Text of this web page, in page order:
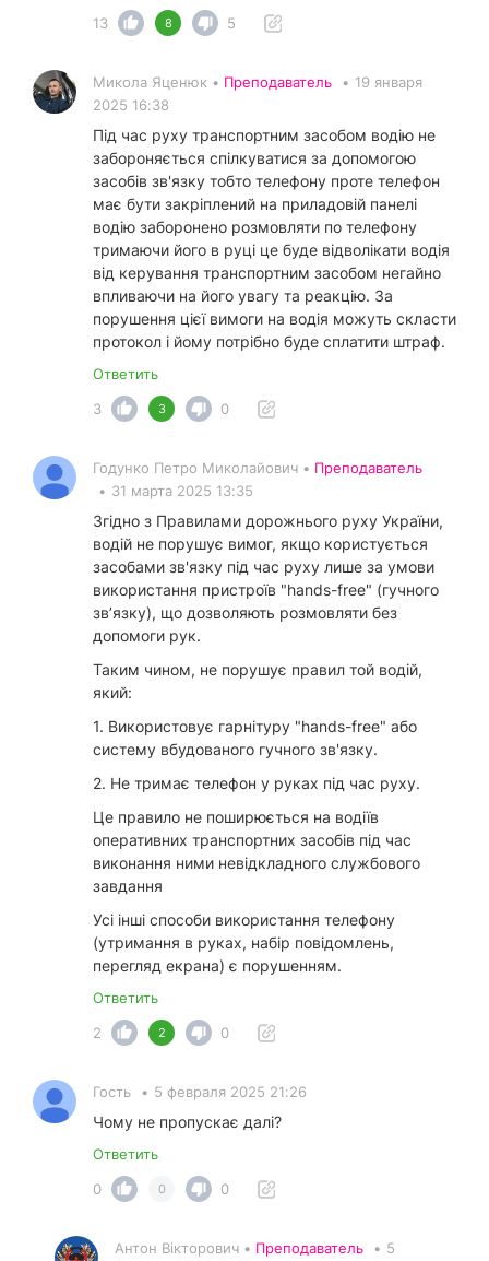
13 8 5
Микола Яценюк • Преподаватель • 19 января
2025 16:38
Під час руху транспортним засобом водію не
забороняється спілкуватися за допомогою
засобів зв'язку тобто телефону проте телефон
має бути закріплений на приладовій панелі
водію заборонено розмовляти по телефону
тримаючи його в руці це буде відволікати водія
від керування транспортним засобом негайно
впливаючи на його увагу та реакцію. За
порушення цієї вимоги на водія можуть скласти
протокол і йому потрібно буде сплатити штраф.
Ответить
3
3 0
Годунко Петро Миколайович • Преподаватель
• 31 марта 2025 13:35
Згідно з Правилами дорожнього руху України,
водій не порушує вимог, якщо користується
засобами зв'язку під час руху лише за умови
використання пристроїв "hands-free" (гучного
зв’язку), що дозволяють розмовляти без
допомоги рук.
Таким чином, не порушує правил той водій,
який:
1. Використовує гарнітуру "hands-free" або
систему вбудованого гучного зв'язку.
2. Не тримає телефон у руках під час руху.
Це правило не поширюється на водіїв
оперативних транспортних засобів під час
виконання ними невідкладного службового
завдання
Усі інші способи використання телефону
(утримання в руках, набір повідомлень,
перегляд екрана) є порушенням.
Ответить
2
2 0
Гость • 5 февраля 2025 21:26
Чому не пропускає далі?
Ответить
0
0 0
Антон Вікторович • Преподаватель • 5